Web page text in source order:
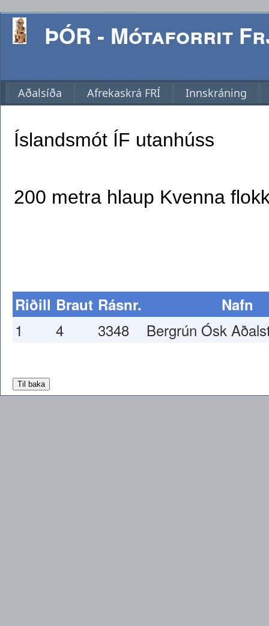
ÞÓR - Mótaforrit
Aðalsíða Afrekaskrá FRÍ Innskráning
Riðill Braut Rásnr. Nafn
1 4 3348 Bergrún Ósk